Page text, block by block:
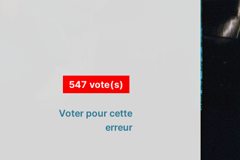
547 vote(s)
Voter pour cette
erreur